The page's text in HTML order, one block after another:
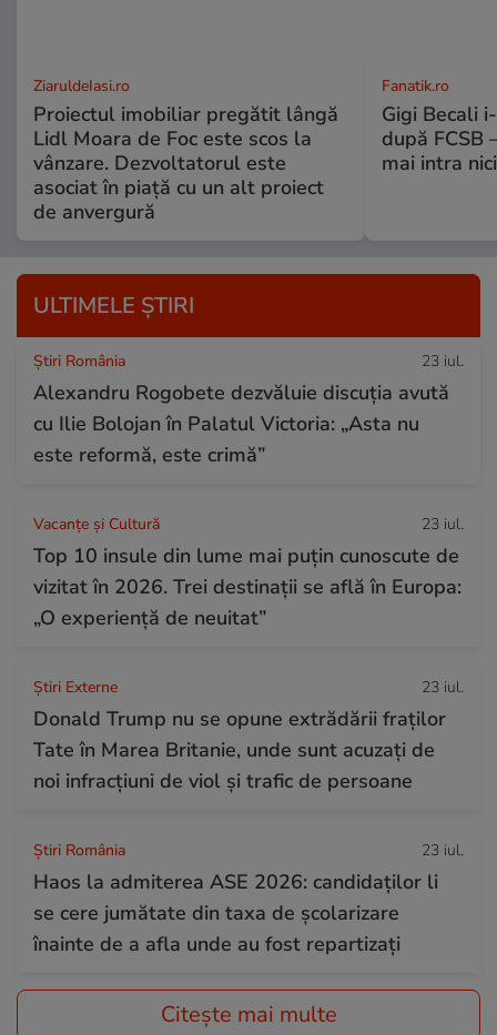
ZiaruldeIasi.ro
Proiectul imobiliar pregătit lângă
Lidl Moara de Foc este scos la
vânzare. Dezvoltatorul este
asociat în piață cu un alt proiect
de anvergură
Fanatik.ro
Gigi Becali
după FCSB
mai intra
ULTIMELE ȘTIRI
Știri România 23 iul.
Alexandru Rogobete dezvăluie discuția avută
cu Ilie Bolojan în Palatul Victoria: „Asta nu
este reformă, este crimă”
Vacanțe și Cultură 23 iul.
Top 10 insule din lume mai puțin cunoscute de
vizitat în 2026. Trei destinații se află în Europa:
„O experiență de neuitat”
Știri Externe 23 iul.
Donald Trump nu se opune extrădării fraților
Tate în Marea Britanie, unde sunt acuzați de
noi infracțiuni de viol și trafic de persoane
Știri România 23 iul.
Haos la admiterea ASE 2026: candidaților li
se cere jumătate din taxa de școlarizare
înainte de a afla unde au fost repartizați
Citește mai multe